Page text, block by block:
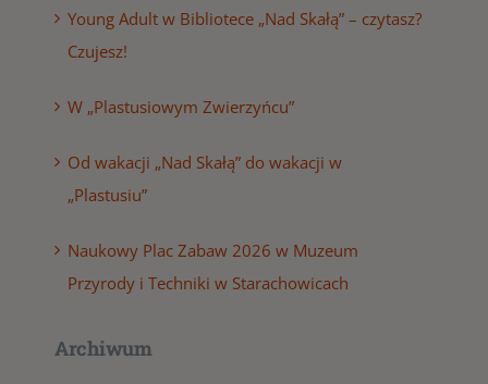
Young Adult w Bibliotece „Nad Skałą” – czytasz?
Czujesz!
W „Plastusiowym Zwierzyńcu”
Od wakacji „Nad Skałą” do wakacji w
„Plastusiu”
Naukowy Plac Zabaw 2026 w Muzeum
Przyrody i Techniki w Starachowicach
Archiwum